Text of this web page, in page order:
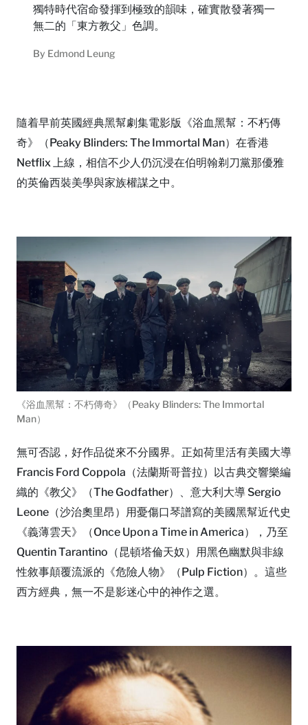
獨特時代宿命發揮到極致的韻味，確實散發著獨一
無二的「東方教父」色調。
By Edmond Leung
隨着早前英國經典黑幫劇集電影版《浴血黑幫：不朽傳
奇》（Peaky Blinders: The Immortal Man）在香港
Netflix 上線，相信不少人仍沉浸在伯明翰剃刀黨那優雅
的英倫西裝美學與家族權謀之中。
《浴血黑幫：不朽傳奇》（Peaky Blinders: The Immortal
Man）
無可否認，好作品從來不分國界。正如荷里活有美國大導
Francis Ford Coppola（法蘭斯哥普拉）以古典交響樂編
織的《教父》（The Godfather）、意大利大導 Sergio
Leone（沙治奧里昂）用憂傷口琴譜寫的美國黑幫近代史
《義薄雲天》（Once Upon a Time in America），乃至
Quentin Tarantino（昆頓塔倫天奴）用黑色幽默與非線
性敘事顛覆流派的《危險人物》（Pulp Fiction）。這些
西方經典，無一不是影迷心中的神作之選。